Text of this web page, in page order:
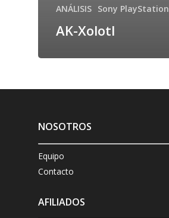
ANÁLISIS Sony PlayStation
AK-Xolotl
NOSOTROS
Equipo
Contacto
AFILIADOS